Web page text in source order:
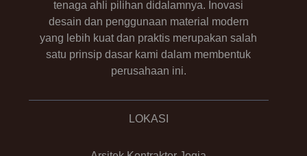
tenaga ahli pilihan didalamnya. Inovasi
desain dan penggunaan material modern
yang lebih kuat dan praktis merupakan salah
satu prinsip dasar kami dalam membentuk
perusahaan ini.
LOKASI